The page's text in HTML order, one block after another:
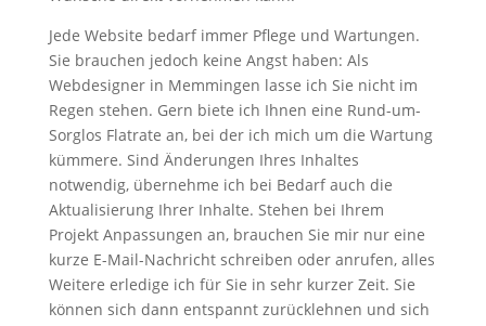
Jede Website bedarf immer Pflege und Wartungen.
Sie brauchen jedoch keine Angst haben: Als
Webdesigner in Memmingen lasse ich Sie nicht im
Regen stehen. Gern biete ich Ihnen eine Rund-um-
Sorglos Flatrate an, bei der ich mich um die Wartung
kümmere. Sind Änderungen Ihres Inhaltes
notwendig, übernehme ich bei Bedarf auch die
Aktualisierung Ihrer Inhalte. Stehen bei Ihrem
Projekt Anpassungen an, brauchen Sie mir nur eine
kurze E-Mail-Nachricht schreiben oder anrufen, alles
Weitere erledige ich für Sie in sehr kurzer Zeit. Sie
können sich dann entspannt zurücklehnen und sich